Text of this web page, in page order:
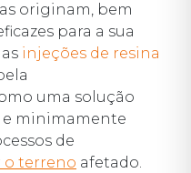
originam, bem
para a sua
injeções de resina
uma solução
e minimamente
de
o terreno afetado.